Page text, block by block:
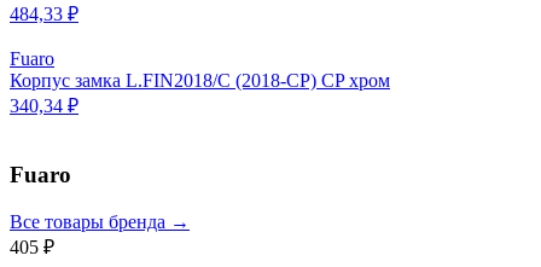
484,33 ₽
Fuaro
Корпус замка L.FIN2018/C (2018-CP) CP хром
340,34 ₽
Fuaro
Все товары бренда →
405 ₽